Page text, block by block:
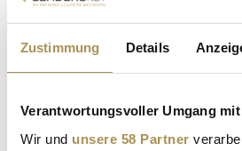
Zustimmung Details
Verantwortungsvoller Umgang
Wir und unsere 58 Partner